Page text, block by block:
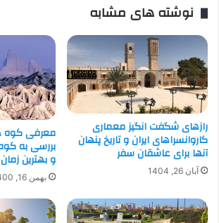
نوشته های مشابه
رازهای شگفت انگیز معماری
کاروانسراهای ایران و تاریخ پنهان
آنها برای عاشقان سفر
آبان 26, 1404
معرفی کوه
بررسی به
و بهترین
بهمن 16, 1400